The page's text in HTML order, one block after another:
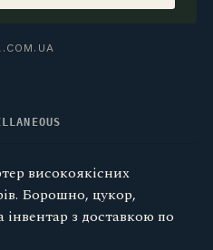
високоякісних
Борошно, цукор,
з доставкою по